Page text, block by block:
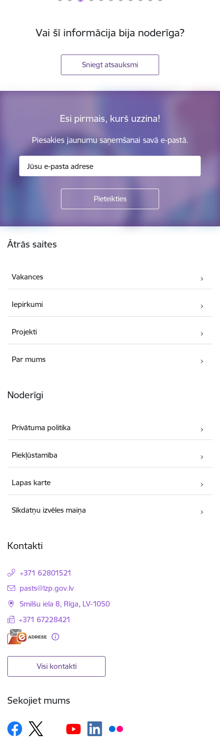
Vai šī informācija bija noderīga?
Sniegt atsauksmi
Esi pirmais, kurš uzzina!
Piesakies jaunumu saņemšanai savā e-pastā.
Kājene
Ātrās saites
Vakances
Iepirkumi
Projekti
Par mums
Noderīgi
Privātuma politika
Piekļūstamība
Lapas karte
Sīkdatņu izvēles maiņa
Kontakti
+371 62801521
E-pasts:
pasts@lzp.gov.lv
Smilšu iela 8, Rīga, LV-1050
+371 67228421
Visi kontakti
Sekojiet mums